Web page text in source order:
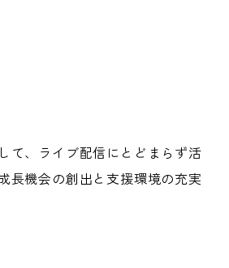
て、ライブ配信にとどまらず活
長機会の創出と支援環境の充実